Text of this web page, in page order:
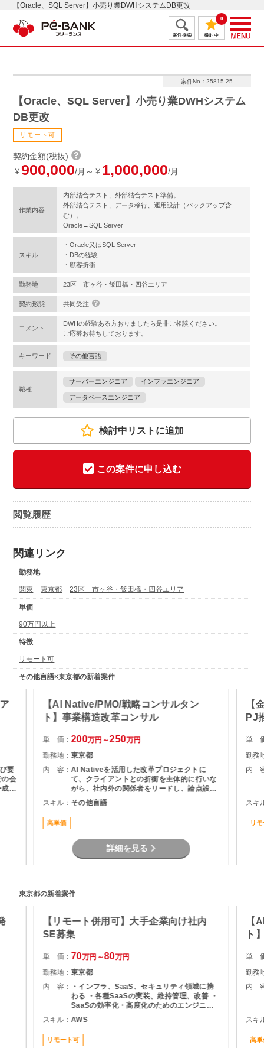
【Oracle、SQL Server】小売り業DWHシステムDB更改
0
案件No：25815-25
【Oracle、SQL Server】小売り業DWHシステム
DB更改
リモート可
契約金額(税抜)
￥900,000/月～￥ 1,000,000/月
作業内容
内部結合テスト、外部結合テスト準備。
外部結合テスト、データ移行、運用設計（バックアップ含
む）。
Oracle→SQL Server
スキル
・Oracle又はSQL Server
・DBの経験
・顧客折衝
勤務地 23区 市ヶ谷・飯田橋・四谷エリア
契約形態 共同受注
コメント
DWHの経験ある方おりましたら是非ご相談ください。
ご応募お待ちしております。
キーワード その他言語
職種
サーバーエンジニア インフラエンジニア
データベースエンジニア
検討中リストに追加
この案件に申し込む
閲覧履歴
関連リンク
勤務地
関東 東京都 23区 市ヶ谷・飯田橋・四谷エリア
単価
90万円以上
特徴
リモート可
その他言語×東京都の新着案件
要
の会
果
【AI Native/PMO/戦略コンサルタン
ト】事業構造改革コンサル
単 価：200万円～250万円
勤務地：東京都
内 容：AI Nativeを活用した改革プロジェクトに
て、クライアントとの折衝を主体的に行いな
がら、社内外の関係者をリードし、論点設
計・課題構造化を通じてタスクや意思決定を
推進いただくPMO／戦略コンサルタントポジ
スキル： その他言語
高単価
詳細を見る
【
PJ
単
勤務
内
スキ
リ
東京都の新着案件
【リモート併用可】大手企業向け社内
SE募集
単 価： 70万円～80万円
勤務地：東京都
内 容：
・インフラ、SaaS、セキュリティ領域に携
わる ・各種SaaSの実装、維持管理、改善 ・
SaaSの効率化・高度化のためのエンジニア
リング ・SaaSのシステム課題・障害に対す
る対策の計画と実装 ・社内NWやオンプレサ
ーバの運用保守 ・拠点のネットワーク配備担
当
スキル：AWS
リモート可
【
ト
単
勤務
内
スキ
高単